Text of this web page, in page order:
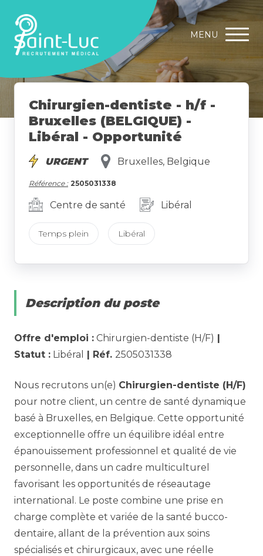
MENU
Chirurgien-dentiste - h/f -
Bruxelles (BELGIQUE) -
Libéral - Opportunité
URGENT Bruxelles, Belgique
Référence : 2505031338
Centre de santé Libéral
Temps plein Libéral
Description du poste
Offre d'emploi : Chirurgien-dentiste (H/F) |
Statut : Libéral | Réf. 2505031338
Nous recrutons un(e) Chirurgien-dentiste (H/F)
pour notre client, un centre de santé dynamique
basé à Bruxelles, en Belgique. Cette opportunité
exceptionnelle offre un équilibre idéal entre
épanouissement professionnel et qualité de vie
personnelle, dans un cadre multiculturel
favorisant les opportunités de réseautage
international. Le poste combine une prise en
charge complète et variée de la santé bucco-
dentaire, allant de la prévention aux soins
spécialisés et chirurgicaux, avec une réelle